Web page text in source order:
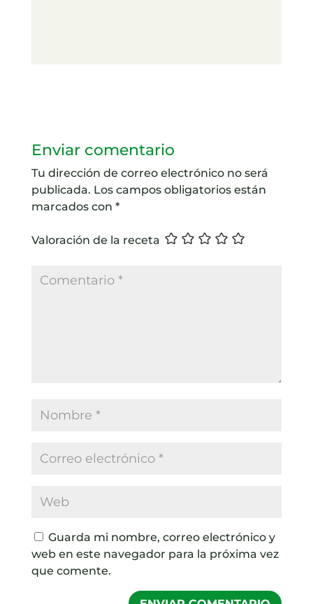
Enviar comentario
Tu dirección de correo electrónico no será
publicada. Los campos obligatorios están
marcados con *
Valoración de la receta
Guarda mi nombre, correo electrónico y
web en este navegador para la próxima vez
que comente.